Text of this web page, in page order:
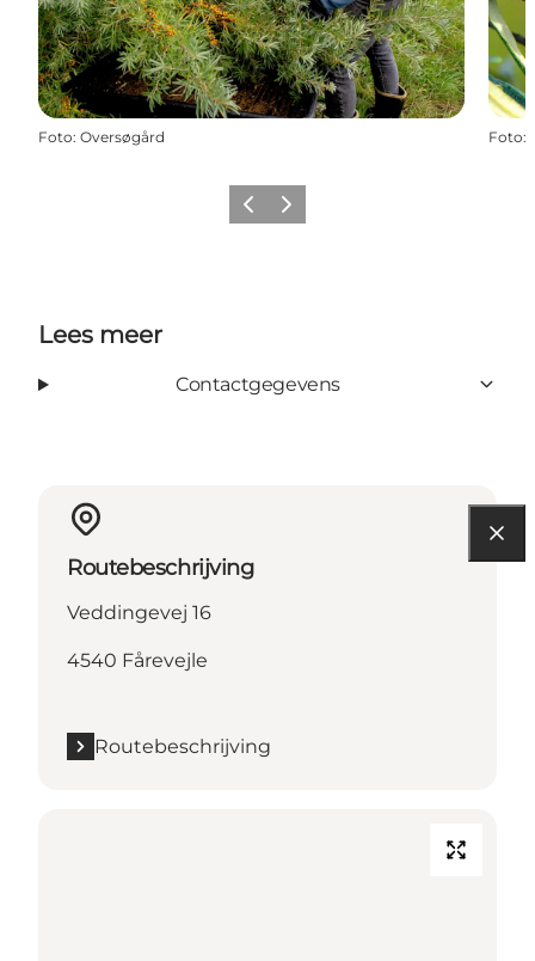
Foto: Oversøgård Foto:
Vorige Volgende
Lees meer
Contactgegevens
Routebeschrijving
Veddingevej 16
4540 Fårevejle
Routebeschrijving